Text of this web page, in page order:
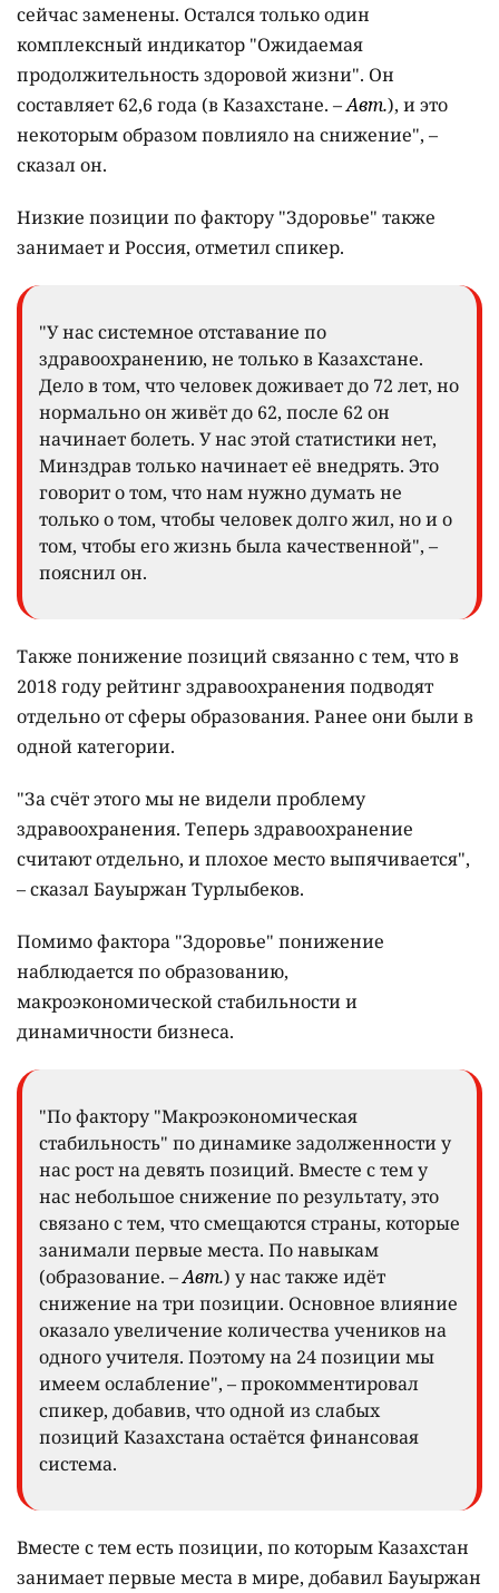
сейчас заменены. Остался только один
комплексный индикатор "Ожидаемая
продолжительность здоровой жизни". Он
составляет 62,6 года (в Казахстане. –Авт.), и это
некоторым образом повлияло на снижение", –
сказал он.
Низкие позиции по фактору "Здоровье" также
занимает и Россия, отметил спикер.
"У нас системное отставание по
здравоохранению, не только в Казахстане.
Дело в том, что человек доживает до 72 лет, но
нормально он живёт до 62, после 62 он
начинает болеть. У нас этой статистики нет,
Минздрав только начинает её внедрять. Это
говорит о том, что нам нужно думать не
только о том, чтобы человек долго жил, но и о
том, чтобы его жизнь была качественной", –
пояснил он.
Также понижение позиций связанно с тем, что в
2018 году рейтинг здравоохранения подводят
отдельно от сферы образования. Ранее они были в
одной категории.
"За счёт этого мы не видели проблему
здравоохранения. Теперь здравоохранение
считают отдельно, и плохое место выпячивается",
– сказал Бауыржан Турлыбеков.
Помимо фактора "Здоровье" понижение
наблюдается по образованию,
макроэкономической стабильности и
динамичности бизнеса.
"По фактору "Макроэкономическая
стабильность" по динамике задолженности у
нас рост на девять позиций. Вместе с тем у
нас небольшое снижение по результату, это
связано с тем, что смещаются страны, которые
занимали первые места. По навыкам
(образование. –Авт.) у нас также идёт
снижение на три позиции. Основное влияние
оказало увеличение количества учеников на
одного учителя. Поэтому на 24 позиции мы
имеем ослабление", – прокомментировал
спикер, добавив, что одной из слабых
позиций Казахстана остаётся финансовая
система.
Вместе с тем есть позиции, по которым Казахстан
занимает первые места в мире, добавил Бауыржан